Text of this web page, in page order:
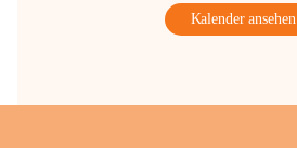
Kalender ansehen